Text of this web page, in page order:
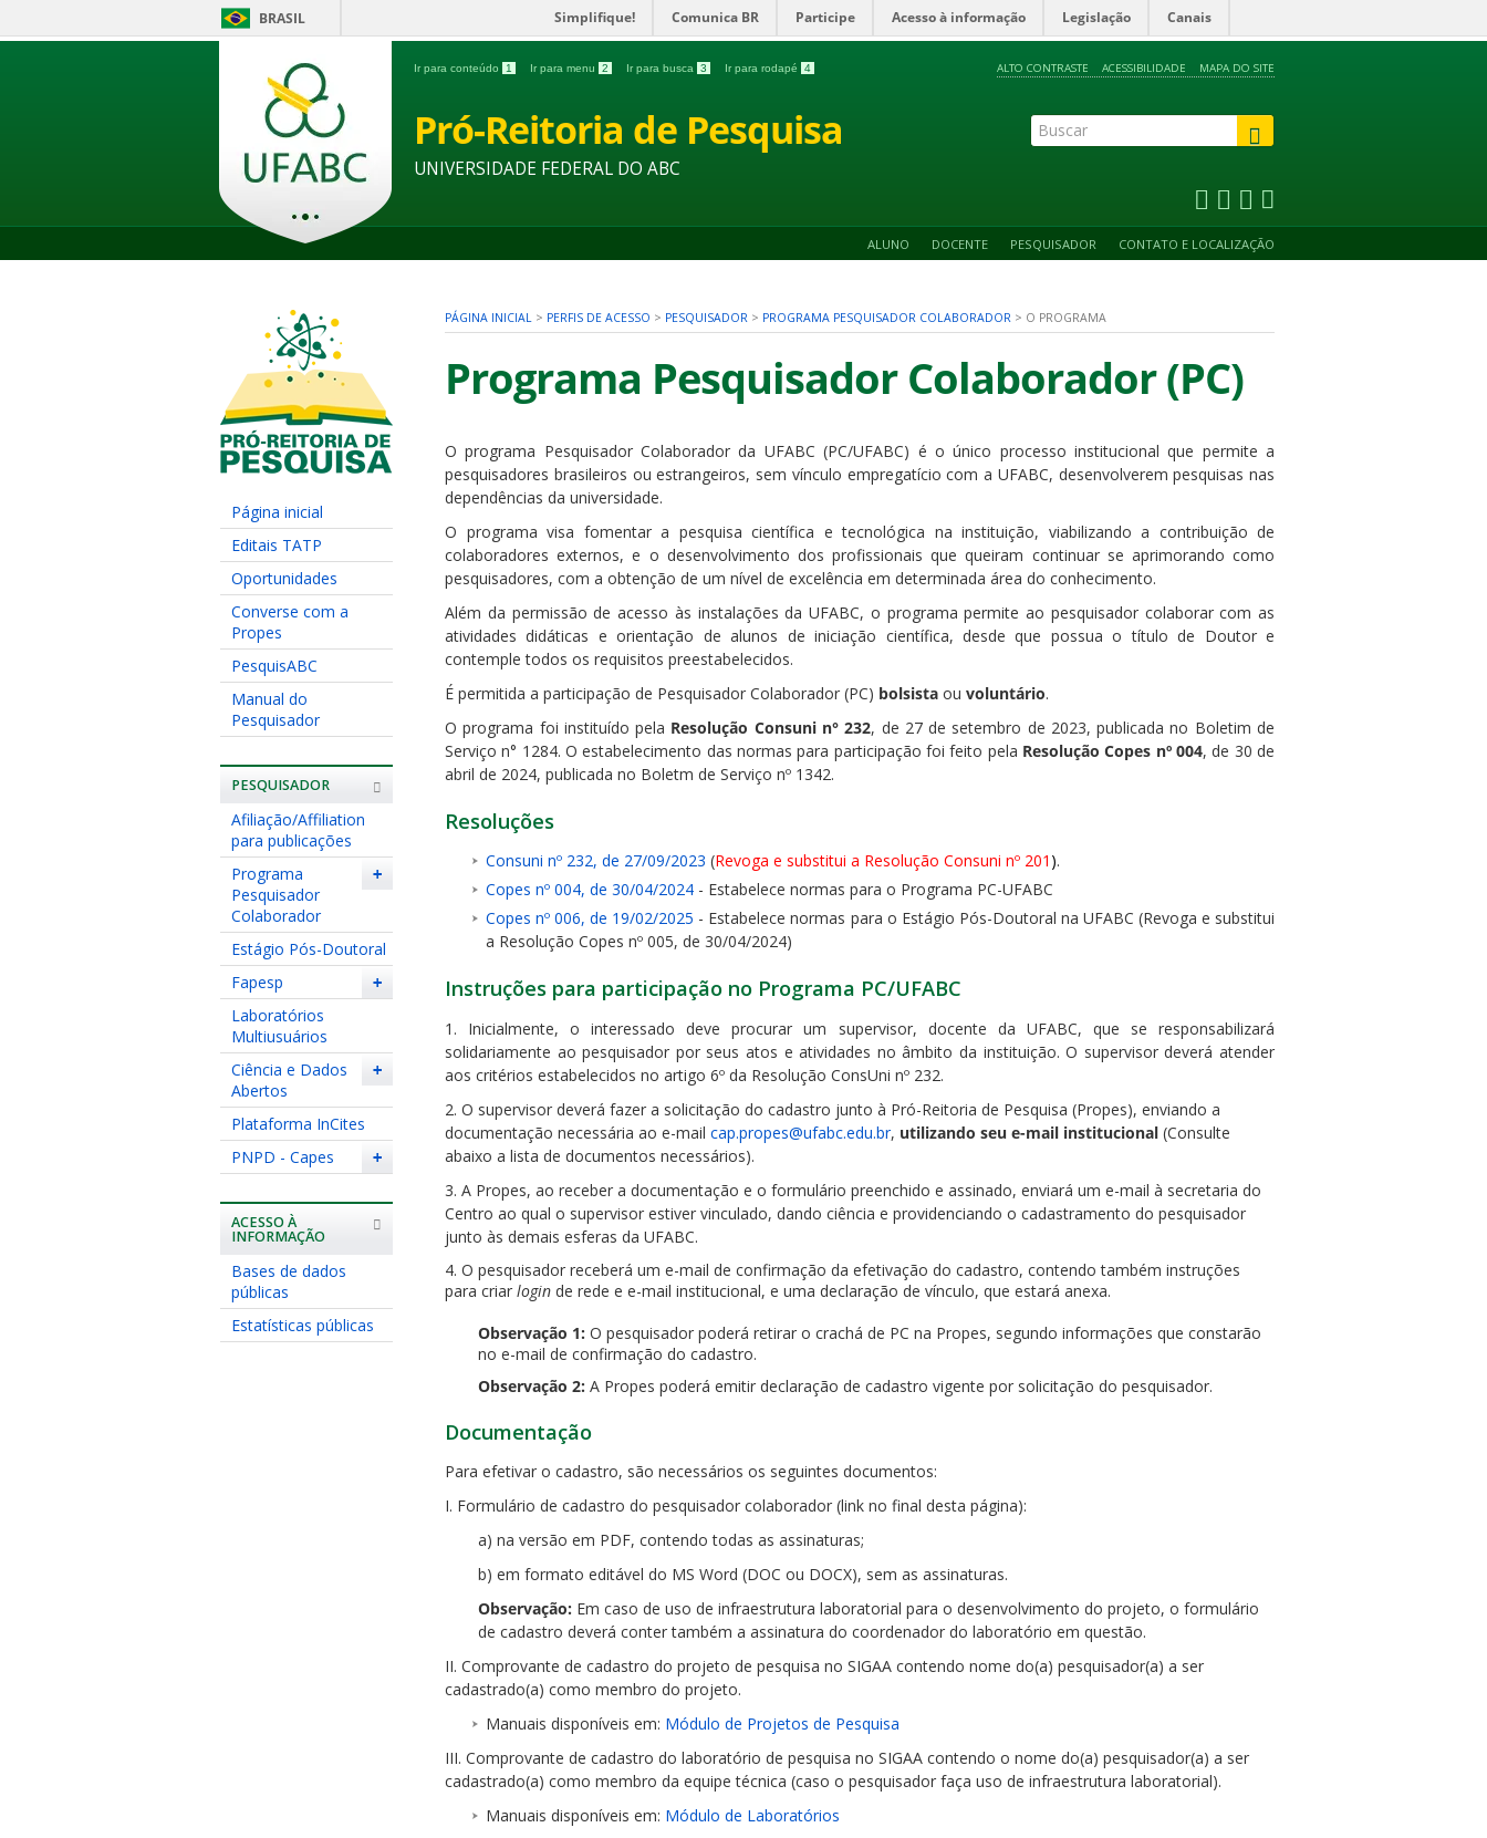
BRASIL Simplifique! Comunica BR Participe Acesso à informação Legislação Canais
Ir para conteúdo 1 Ir para menu 2 Ir para busca 3 Ir para rodapé 4 ALTO CONTRASTE ACESSIBILIDADE MAPA DO SITE
Pró-Reitoria de Pesquisa
UNIVERSIDADE FEDERAL DO ABC
ALUNO DOCENTE PESQUISADOR CONTATO E LOCALIZAÇÃO
Página inicial
Editais TATP
Oportunidades
Converse com a
Propes
PesquisABC
Manual do
Pesquisador
PESQUISADOR
Afiliação/Affiliation
para publicações
+
Programa
Pesquisador
Colaborador
Estágio Pós-Doutoral
+
Fapesp
Laboratórios
Multiusuários
+
Ciência e Dados
Abertos
Plataforma InCites
+
PNPD - Capes
ACESSO À
INFORMAÇÃO
Bases de dados
públicas
Estatísticas públicas
PÁGINA INICIAL > PERFIS DE ACESSO > PESQUISADOR > PROGRAMA PESQUISADOR COLABORADOR > O PROGRAMA
Programa Pesquisador Colaborador (PC)
O programa Pesquisador Colaborador da UFABC (PC/UFABC) é o único processo institucional que permite a
pesquisadores brasileiros ou estrangeiros, sem vínculo empregatício com a UFABC, desenvolverem pesquisas nas
dependências da universidade.
O programa visa fomentar a pesquisa científica e tecnológica na instituição, viabilizando a contribuição de
colaboradores externos, e o desenvolvimento dos profissionais que queiram continuar se aprimorando como
pesquisadores, com a obtenção de um nível de excelência em determinada área do conhecimento.
Além da permissão de acesso às instalações da UFABC, o programa permite ao pesquisador colaborar com as
atividades didáticas e orientação de alunos de iniciação científica, desde que possua o título de Doutor e
contemple todos os requisitos preestabelecidos.
É permitida a participação de Pesquisador Colaborador (PC) bolsista ou voluntário.
O programa foi instituído pela Resolução Consuni n° 232, de 27 de setembro de 2023, publicada no Boletim de
Serviço n° 1284. O estabelecimento das normas para participação foi feito pela Resolução Copes nº 004, de 30 de
abril de 2024, publicada no Boletm de Serviço nº 1342.
Resoluções
Consuni nº 232, de 27/09/2023 (Revoga e substitui a Resolução Consuni nº 201 ).
Copes nº 004, de 30/04/2024 - Estabelece normas para o Programa PC-UFABC
Copes nº 006, de 19/02/2025 - Estabelece normas para o Estágio Pós-Doutoral na UFABC (Revoga e substitui
a Resolução Copes nº 005, de 30/04/2024)
Instruções para participação no Programa PC/UFABC
1. Inicialmente, o interessado deve procurar um supervisor, docente da UFABC, que se responsabilizará
solidariamente ao pesquisador por seus atos e atividades no âmbito da instituição. O supervisor deverá atender
aos critérios estabelecidos no artigo 6º da Resolução ConsUni nº 232.
2. O supervisor deverá fazer a solicitação do cadastro junto à Pró-Reitoria de Pesquisa (Propes), enviando a
documentação necessária ao e-mail cap.propes@ufabc.edu.br, utilizando seu e-mail institucional (Consulte
abaixo a lista de documentos necessários).
3. A Propes, ao receber a documentação e o formulário preenchido e assinado, enviará um e-mail à secretaria do
Centro ao qual o supervisor estiver vinculado, dando ciência e providenciando o cadastramento do pesquisador
junto às demais esferas da UFABC.
4. O pesquisador receberá um e-mail de confirmação da efetivação do cadastro, contendo também instruções
para criar login de rede e e-mail institucional, e uma declaração de vínculo, que estará anexa.
Observação 1: O pesquisador poderá retirar o crachá de PC na Propes, segundo informações que constarão
no e-mail de confirmação do cadastro.
Observação 2: A Propes poderá emitir declaração de cadastro vigente por solicitação do pesquisador.
Documentação
Para efetivar o cadastro, são necessários os seguintes documentos:
I. Formulário de cadastro do pesquisador colaborador (link no final desta página):
a) na versão em PDF, contendo todas as assinaturas;
b) em formato editável do MS Word (DOC ou DOCX), sem as assinaturas.
Observação: Em caso de uso de infraestrutura laboratorial para o desenvolvimento do projeto, o formulário
de cadastro deverá conter também a assinatura do coordenador do laboratório em questão.
II. Comprovante de cadastro do projeto de pesquisa no SIGAA contendo nome do(a) pesquisador(a) a ser
cadastrado(a) como membro do projeto.
Manuais disponíveis em: Módulo de Projetos de Pesquisa
III. Comprovante de cadastro do laboratório de pesquisa no SIGAA contendo o nome do(a) pesquisador(a) a ser
cadastrado(a) como membro da equipe técnica (caso o pesquisador faça uso de infraestrutura laboratorial).
Manuais disponíveis em: Módulo de Laboratórios